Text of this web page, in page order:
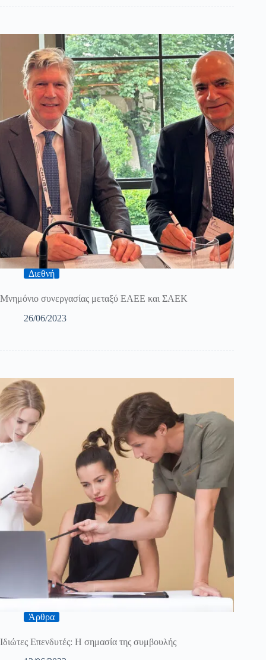
Διεθνή
Μνημόνιο συνεργασίας μεταξύ ΕΑΕΕ και ΣΑΕΚ
26/06/2023
Άρθρα
Ιδιώτες Επενδυτές: Η σημασία της συμβουλής